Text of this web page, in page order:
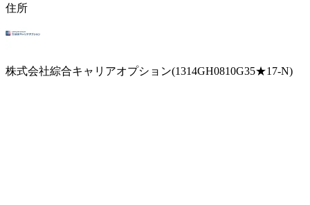
住所
株式会社綜合キャリアオプション(1314GH0810G35★17-N)